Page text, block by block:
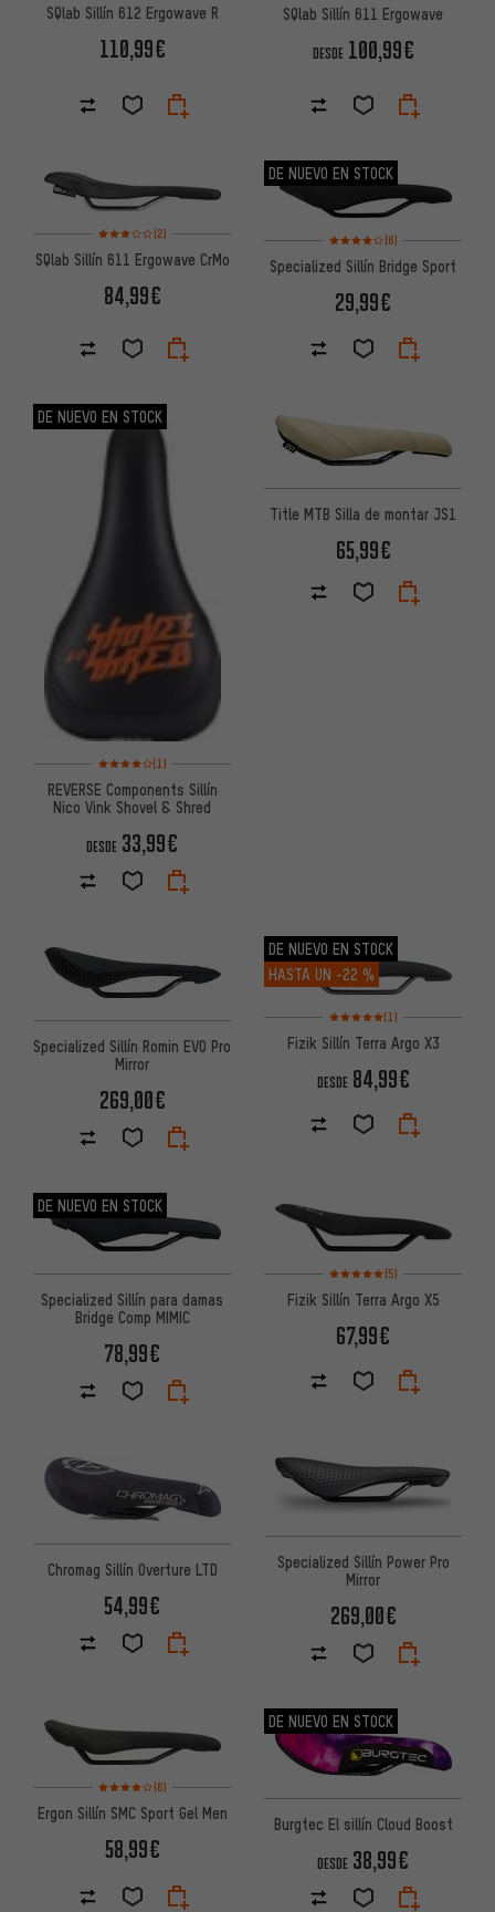
SQlab Sillín 612 Ergowave R
110,99€
SQlab Sillín 611 Ergowave
DESDE 100,99€
Valoración media: 3 de 5 basada en 2 reseñas
(2)
SQlab Sillín 611 Ergowave CrMo
84,99€
DE NUEVO EN STOCK
Valoración media: 4 de 5
(6)
Specialized Sillín Bridge Sport
29,99€
DE NUEVO EN STOCK
Valoración media: 4 de 5 basada en 1 reseñas
(1)
REVERSE Components Sillín
Nico Vink Shovel & Shred
DESDE 33,99€
Title MTB Silla de montar JS1
65,99€
Specialized Sillín Romin EVO Pro
Mirror
269,00€
DE NUEVO EN STOCK
HASTA UN -22 %
Valoración media: 5 de 5
(1)
Fizik Sillín Terra Argo X3
DESDE 84,99€
DE NUEVO EN STOCK
Specialized Sillín para damas
Bridge Comp MIMIC
78,99€
Valoración media: 5 de 5
(5)
Fizik Sillín Terra Argo X5
67,99€
Chromag Sillín Overture LTD
54,99€
Specialized Sillín Power Pro
Mirror
269,00€
Valoración media: 4 de 5 basada en 6 reseñas
(6)
Ergon Sillín SMC Sport Gel Men
58,99€
DE NUEVO EN STOCK
Burgtec El sillín Cloud Boost
DESDE 38,99€